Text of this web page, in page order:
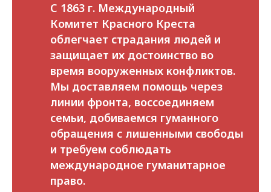
С 1863 г. Международный
Комитет Красного Креста
облегчает страдания людей и
защищает их достоинство во
время вооруженных конфликтов.
Мы доставляем помощь через
линии фронта, воссоединяем
семьи, добиваемся гуманного
обращения с лишенными свободы
и требуем соблюдать
международное гуманитарное
право.